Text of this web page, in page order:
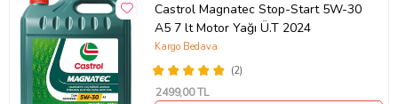
Castrol Magnatec Stop-Start 5W-30
A5 7 lt Motor Yağı Ü.T 2024
(2)
Kargo Bedava
2499,00 TL